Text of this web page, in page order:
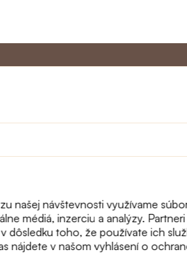
našej návštevnosti využívame
médiá, inzerciu a analýzy.
dôsledku toho, že používate ich
nájdete v našom vyhlásení o
Kontakt
odstúpenie
Mapa stránok
Fitting